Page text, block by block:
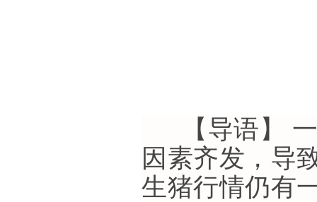
【导语】 一
因素齐发，导
生猪行情仍有